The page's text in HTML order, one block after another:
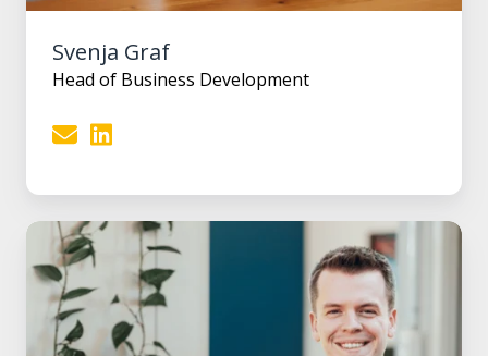
Svenja Graf
Head of Business Development